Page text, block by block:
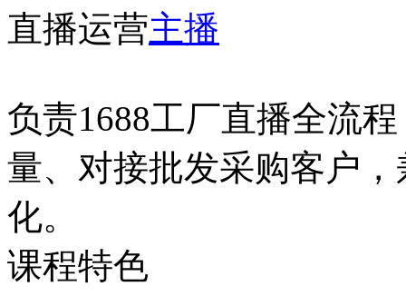
直播运营主播
负责1688工厂直播全流
量、对接批发采购客户
化。
课程特色